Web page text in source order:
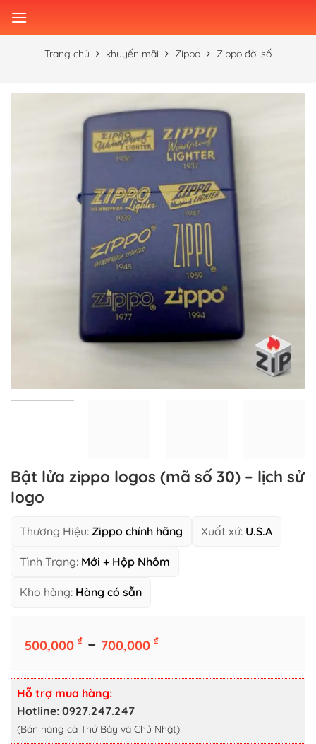
Trang chủ khuyến mãi Zippo Zippo đời số
Bật lửa zippo logos (mã số 30) – lịch sử
logo
Thương Hiệu: Zippo chính hãng Xuất xứ: U.S.A
Tình Trạng: Mới + Hộp Nhôm
Kho hàng: Hàng có sẵn
500,000 ₫ – 700,000 ₫Khoảng
từ
700,000 ₫
Hỗ trợ mua hàng:
Hotline: 0927.247.247
(Bán hàng cả Thứ Bảy và Chủ Nhật)
XÓA
Bật lửa zippo logos (mã số 30) - lịch sử logo số lượng